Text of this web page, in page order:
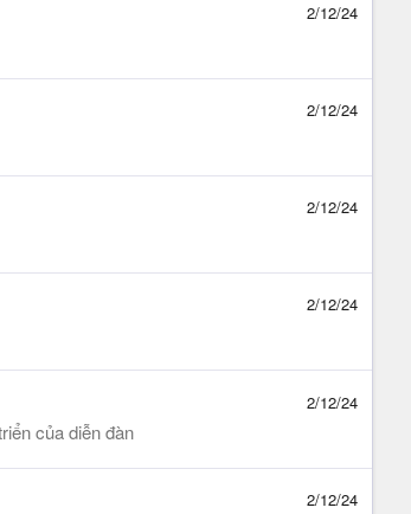
2/12/24
2/12/24
2/12/24
2/12/24
2/12/24
của diễn đàn
2/12/24